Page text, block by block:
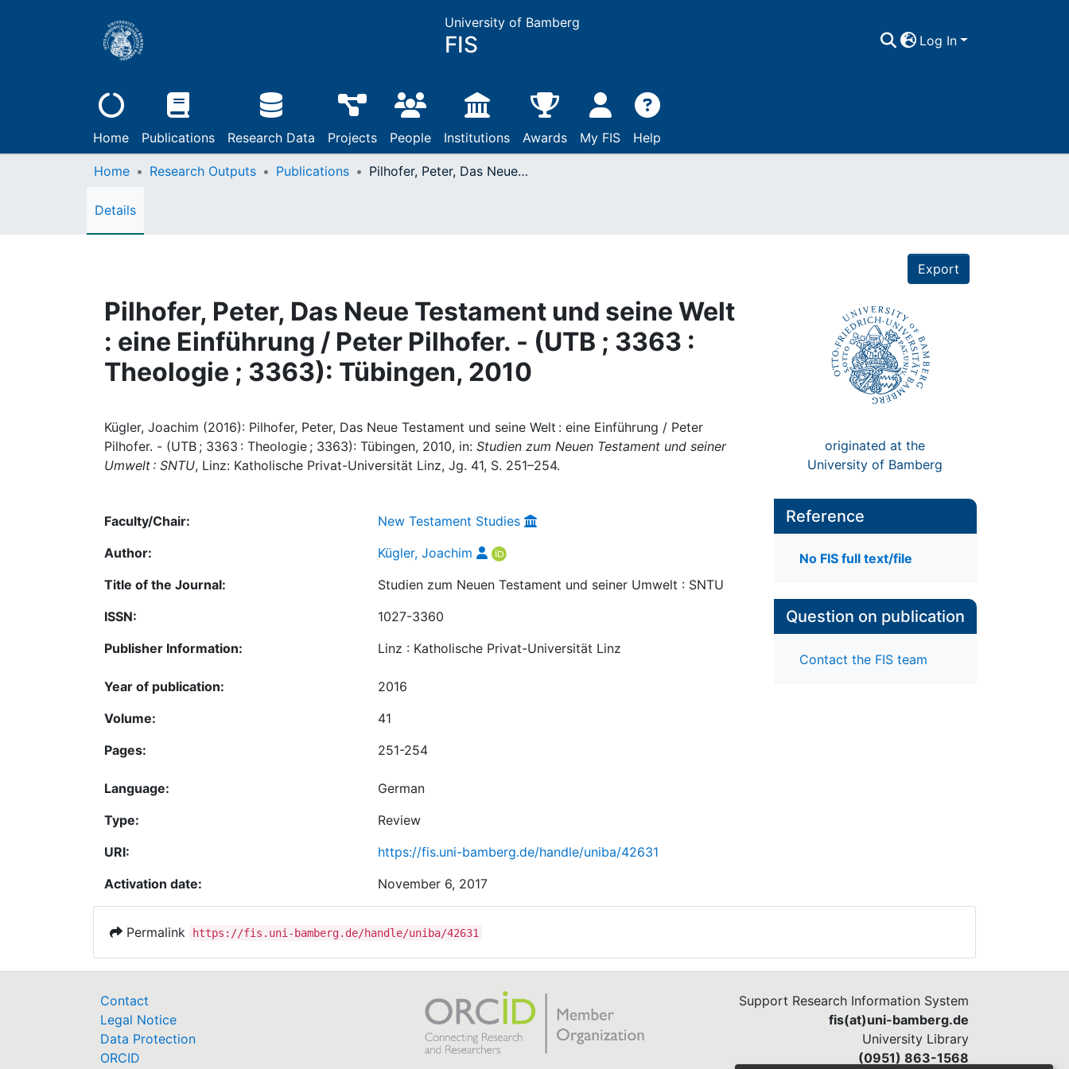
University of Bamberg
FIS Log In
Home Publications Research Data Projects People Institutions Awards My FIS Help
Home Research Outputs Publications Pilhofer, Peter, Das Neue Testament und seine Welt : eine Einführung / Peter Pilhofer. - (UTB ; 3363 : Theologie ; 3363): Tübingen, 2010
Details
Export
Pilhofer, Peter, Das Neue Testament und seine Welt
: eine Einführung / Peter Pilhofer. - (UTB ; 3363 :
Theologie ; 3363): Tübingen, 2010
Kügler, Joachim (2016): Pilhofer, Peter, Das Neue Testament und seine Welt : eine Einführung / Peter
Pilhofer. - (UTB ; 3363 : Theologie ; 3363): Tübingen, 2010, in: Studien zum Neuen Testament und seiner
Umwelt : SNTU, Linz: Katholische Privat-Universität Linz, Jg. 41, S. 251–254.
originated at the
University of Bamberg
Faculty/Chair:
New Testament Studies
Author:
Kügler, Joachim
Title of the Journal:
Studien zum Neuen Testament und seiner Umwelt : SNTU
ISSN:
1027-3360
Publisher Information:
Linz : Katholische Privat-Universität Linz
Year of publication:
2016
Volume:
41
Pages:
251-254
Language:
German
Type:
Review
URI:
https://fis.uni-bamberg.de/handle/uniba/42631
Activation date:
November 6, 2017
Reference
No FIS full text/file
Question on publication
Contact the FIS team
Permalink https://fis.uni-bamberg.de/handle/uniba/42631
Contact
Legal Notice
Data Protection
ORCID
Support Research Information System
fis(at)uni-bamberg.de
University Library
(0951) 863-1568